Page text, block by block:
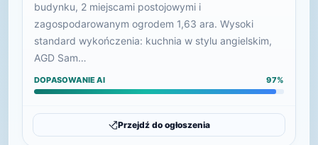
budynku, 2 miejscami postojowymi i
zagospodarowanym ogrodem 1,63 ara. Wysoki
standard wykończenia: kuchnia w stylu angielskim,
AGD Sam…
DOPASOWANIE AI 97%
Przejdź do ogłoszenia